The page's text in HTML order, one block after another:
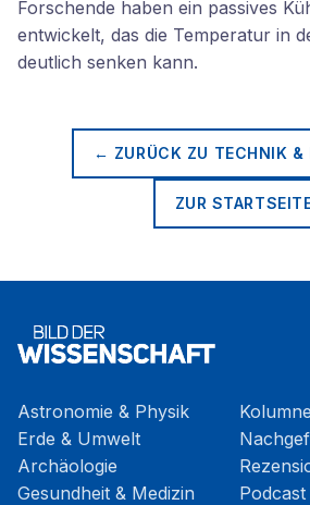
Forschende haben ein passives
entwickelt, das die Temperatur in
deutlich senken kann.
← ZURÜCK ZU TECHNIK &
ZUR
Astronomie & Physik
Erde & Umwelt
Archäologie
Gesundheit & Medizin
Podcast